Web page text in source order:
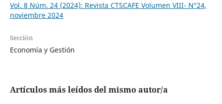
Vol. 8 Núm. 24 (2024): Revista CTSCAFE Volumen VIII- N°24,
noviembre 2024
Sección
Economía y Gestión
Artículos más leídos del mismo autor/a